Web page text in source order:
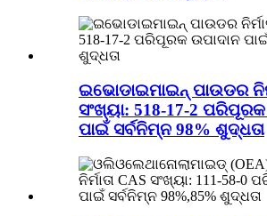
ଇଭୋଡାଇମାଇନ୍ ପାଉଡର
ସଂଖ୍ୟା: 518-17-2
ପାଇଁ ସର୍ବନିମ୍ନ 98% ଶୁଦ୍ଧତା